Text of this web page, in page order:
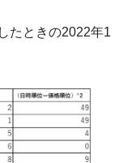
たときの2022年1